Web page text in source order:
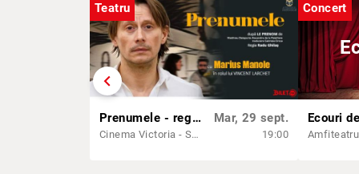
chevron_left
Teatru
Prenumele - regia Radu Ghilaș
Cinema Victoria - Sala Unirii
Mar, 29 sept.
19:00
Concert
Ecouri